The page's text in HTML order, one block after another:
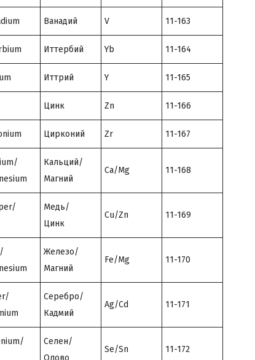
Ванадий V 11-163
Иттербий Yb 11-164
Иттрий Y 11-165
Цинк Zn 11-166
Цирконий Zr 11-167
Кальций/
Магний
Ca/Mg 11-168
Медь/
Цинк
Cu/Zn 11-169
Железо/
Магний
Fe/Mg 11-170
Серебро/
Кадмий
Ag/Cd 11-171
Селен/
Олово
Se/Sn 11-172